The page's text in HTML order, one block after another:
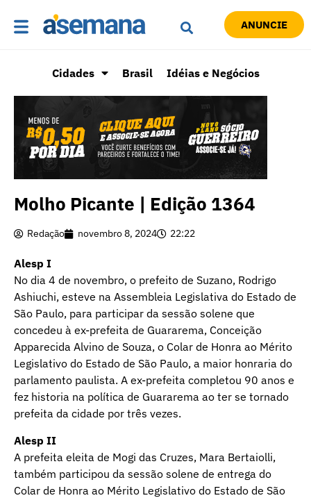
ANUNCIE
Cidades Brasil Idéias e Negócios
Molho Picante | Edição 1364
Redação novembro 8, 2024 22:22
Alesp I
No dia 4 de novembro, o prefeito de Suzano, Rodrigo
Ashiuchi, esteve na Assembleia Legislativa do Estado de
São Paulo, para participar da sessão solene que
concedeu à ex-prefeita de Guararema, Conceição
Apparecida Alvino de Souza, o Colar de Honra ao Mérito
Legislativo do Estado de São Paulo, a maior honraria do
parlamento paulista. A ex-prefeita completou 90 anos e
fez historia na política de Guararema ao ter se tornado
prefeita da cidade por três vezes.
Alesp II
A prefeita eleita de Mogi das Cruzes, Mara Bertaiolli,
também participou da sessão solene de entrega do
Colar de Honra ao Mérito Legislativo do Estado de São